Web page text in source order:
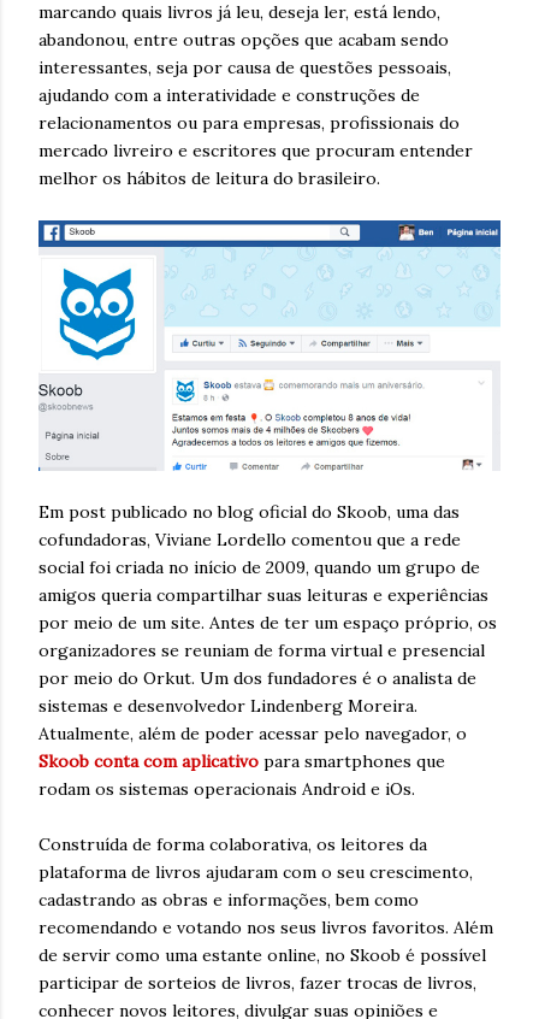
marcando quais livros já leu, deseja ler, está lendo,
abandonou, entre outras opções que acabam sendo
interessantes, seja por causa de questões pessoais,
ajudando com a interatividade e construções de
relacionamentos ou para empresas, profissionais do
mercado livreiro e escritores que procuram entender
melhor os hábitos de leitura do brasileiro.
Em post publicado no blog oficial do Skoob, uma das
cofundadoras, Viviane Lordello comentou que a rede
social foi criada no início de 2009, quando um grupo de
amigos queria compartilhar suas leituras e experiências
por meio de um site. Antes de ter um espaço próprio, os
organizadores se reuniam de forma virtual e presencial
por meio do Orkut. Um dos fundadores é o analista de
sistemas e desenvolvedor Lindenberg Moreira.
Atualmente, além de poder acessar pelo navegador, o
Skoob conta com aplicativo para smartphones que
rodam os sistemas operacionais Android e iOs.
Construída de forma colaborativa, os leitores da
plataforma de livros ajudaram com o seu crescimento,
cadastrando as obras e informações, bem como
recomendando e votando nos seus livros favoritos. Além
de servir como uma estante online, no Skoob é possível
participar de sorteios de livros, fazer trocas de livros,
conhecer novos leitores, divulgar suas opiniões e